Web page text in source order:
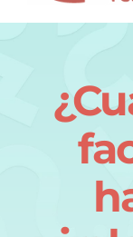
Inicio
Observatorio
Base de datos